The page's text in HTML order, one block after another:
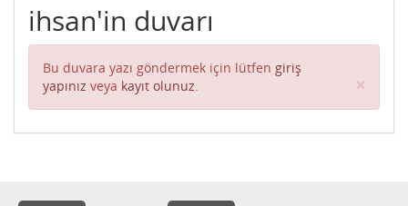
ihsan'in duvarı
Bu duvara yazı göndermek için lütfen giriş
yapınız veya kayıt olunuz. ×